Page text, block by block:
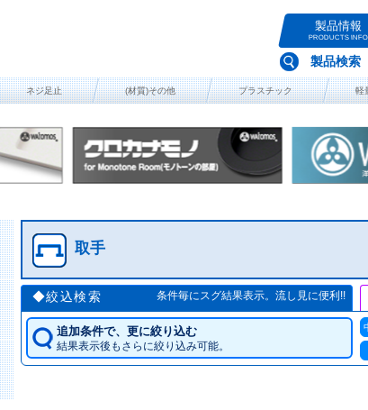
製品情報
PRODUCTS INFO
製品検索
ネジ足止 (材質)その他 プラスチック 軽
取手
◆絞込検索 条件毎にスグ結果表示。流し見に便利!!
追加条件で、更に絞り込む
結果表示後もさらに絞り込み可能。